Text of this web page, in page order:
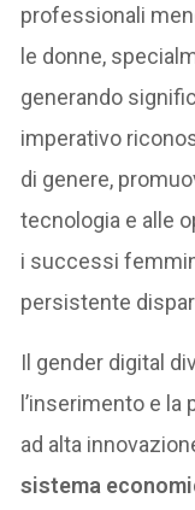
professionali
le donne,
generando
imperativo
di genere,
tecnologia e alle
i successi
persistente
Il gender digital
l’inserimento e la
ad alta
sistema